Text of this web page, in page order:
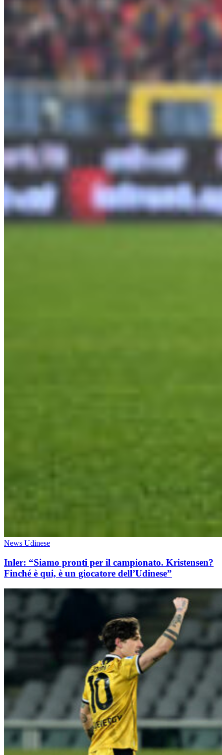
News Udinese
Inler: “Siamo pronti per il campionato. Kristensen?
Finché è qui, è un giocatore dell’Udinese”